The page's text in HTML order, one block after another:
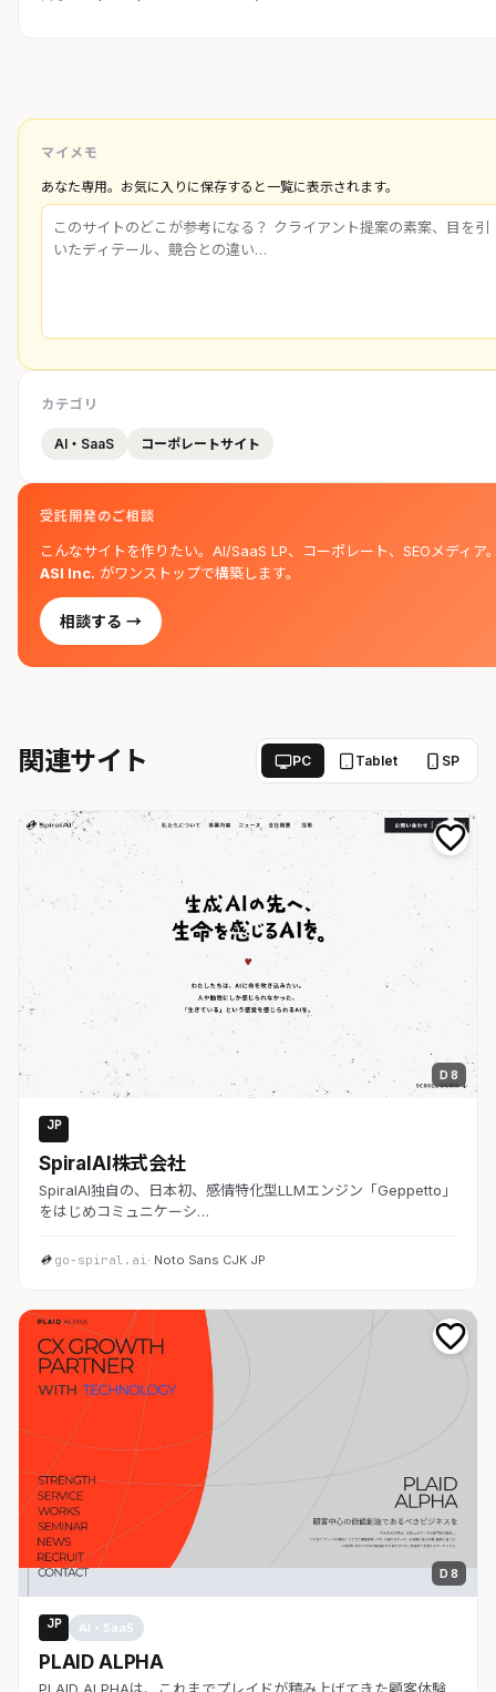
マイメモ
あなた専用。お気に入りに保存すると一覧に表示されます。
カテゴリ
AI・SaaS コーポレートサイト
受託開発のご相談
こんなサイトを作りたい。AI/SaaS LP、コーポレート、SEOメディア
ASI Inc. がワンストップで構築します。
相談する →
関連サイト PC Tablet SP
D 8
JP
SpiralAI株式会社
SpiralAI独自の、日本初、感情特化型LLMエンジン「Geppetto」
をはじめコミュニケーシ…
go-spiral.ai· Noto Sans CJK JP
D 8
JP AI・SaaS
PLAID ALPHA
PLAID ALPHAは、これまでプレイドが積み上げてきた顧客体験